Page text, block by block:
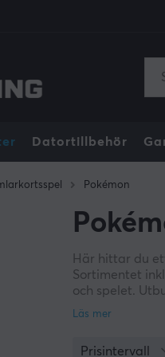
Datortillbehör
Pokémon
Här hittar du
Sortimentet
och spelet.
strategi och ditt
Prisintervall